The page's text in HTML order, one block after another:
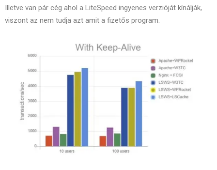
Illetve van pár cég ahol a LiteSpeed ingyenes verzióját kínálják,
viszont az nem tudja azt amit a fizetős program.